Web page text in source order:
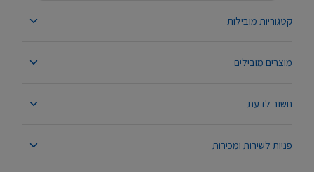
קטגוריות מובילות
מוצרים מובילים
חשוב לדעת
פניות לשירות ומכירות